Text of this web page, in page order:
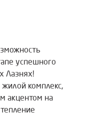
успешного
Лазнях!
комплекс,
акцентом на